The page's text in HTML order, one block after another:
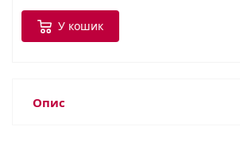
У кошик
Опис